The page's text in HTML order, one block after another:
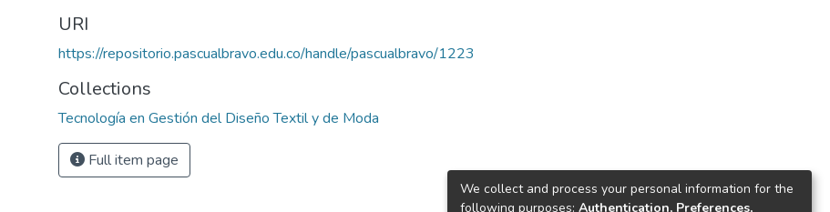
URI
https://repositorio.pascualbravo.edu.co/handle/pascualbravo/1223
Collections
Tecnología en Gestión del Diseño Textil y de Moda
Full item page
We collect and process your personal information for the
following purposes: Authentication, Preferences,